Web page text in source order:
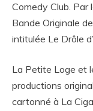
Comedy Club. Par
Bande Originale
intitulée Le Drôle
La Petite Loge et
productions
cartonné à La